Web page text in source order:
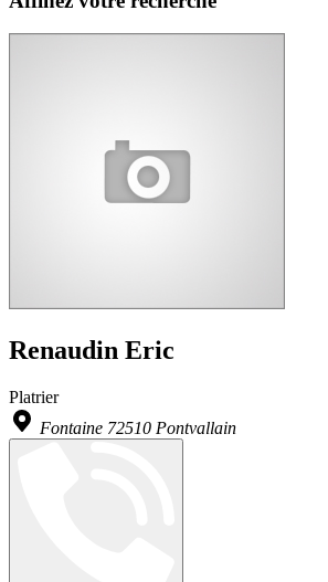
Renaudin Eric
Platrier
Fontaine 72510 Pontvallain